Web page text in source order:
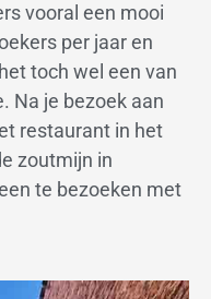
vooral een mooi
per jaar en
toch wel een van
Na je bezoek aan
restaurant in het
zoutmijn in
te bezoeken met